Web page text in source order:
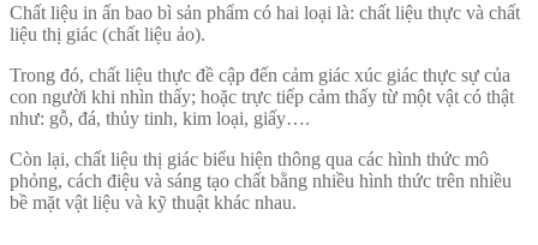
Chất liệu in ấn bao bì sản phẩm có hai loại là: chất liệu thực và chất
liệu thị giác (chất liệu ảo).
Trong đó, chất liệu thực đề cập đến cảm giác xúc giác thực sự của
con người khi nhìn thấy; hoặc trực tiếp cảm thấy từ một vật có thật
như: gỗ, đá, thủy tinh, kim loại, giấy….
Còn lại, chất liệu thị giác biểu hiện thông qua các hình thức mô
phỏng, cách điệu và sáng tạo chất bằng nhiều hình thức trên nhiều
bề mặt vật liệu và kỹ thuật khác nhau.